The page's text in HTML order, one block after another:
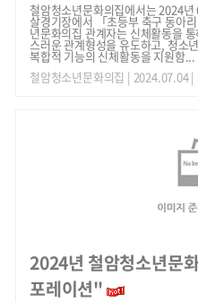
철암청소년문화의집에서는 2024
살경기장에서 「초등부 축구 동아
년문화의집 관계자는 신체활동을
스러운 관계형성을 유도하고, 청소
복합적 기능의 신체활동을 지원함...
철암청소년문화의집 | 2024.07.04 |
2024년 철암청소년문
포레이션"